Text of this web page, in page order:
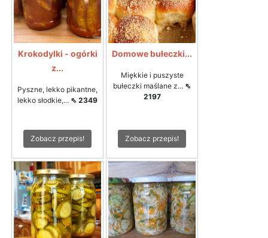
Krokodylki - ogórki
z...
Pyszne, lekko pikantne,
lekko słodkie,... ⇖ 2349
Zobacz przepis!
Domowe bułeczki...
Miękkie i puszyste
bułeczki maślane z... ⇖
2197
Zobacz przepis!